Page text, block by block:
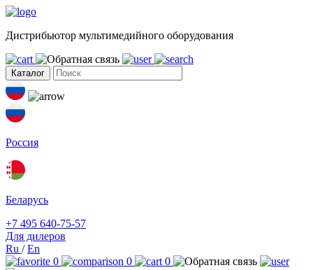
Дистрибьютор мультимедийного оборудования
Каталог
Россия
Беларусь
+7 495 640-75-57
Для дилеров
Ru /En
0
0 0